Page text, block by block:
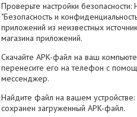
Проверьте настройки
"Безопасность и
приложений из неизвестных
магазина приложений.
Скачайте APK-файл на ваш
перенесите его на телефон с
мессенджер.
Найдите файл на вашем
сохранен загруженный APK-файл.